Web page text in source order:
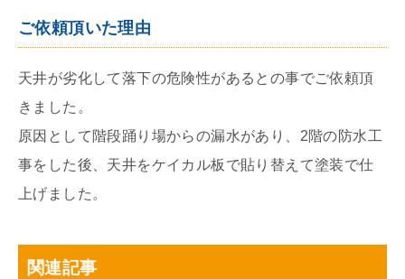
ご依頼頂いた理由
天井が劣化して落下の危険性があるとの事でご依頼頂
きました。
原因として階段踊り場からの漏水があり、2階の防水工
事をした後、天井をケイカル板で貼り替えて塗装で仕
上げました。
関連記事